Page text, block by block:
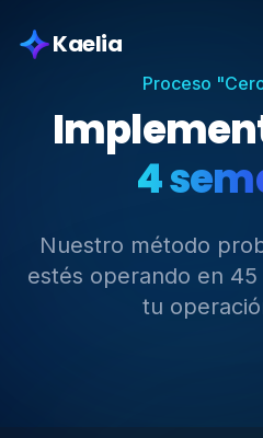
Kaelia
Proceso
4
Nuestro método
estés operando en
tu